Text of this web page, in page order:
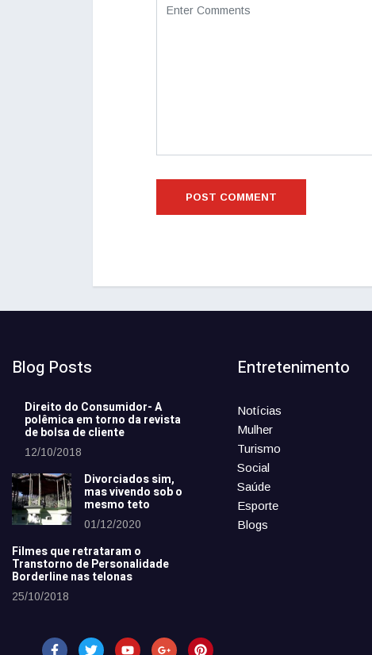
Blog Posts
Direito do Consumidor- A
polêmica em torno da revista
de bolsa de cliente
12/10/2018
Divorciados sim,
mas vivendo sob o
mesmo teto
01/12/2020
Filmes que retrataram o
Transtorno de Personalidade
Borderline nas telonas
25/10/2018
Entretenimento
Notícias
Mulher
Turismo
Social
Saúde
Esporte
Blogs